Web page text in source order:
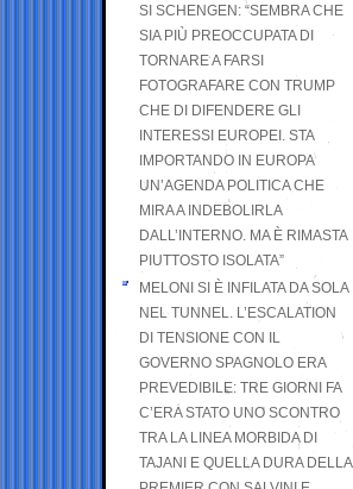
SI SCHENGEN: “SEMBRA CHE
SIA PIÙ PREOCCUPATA DI
TORNARE A FARSI
FOTOGRAFARE CON TRUMP
CHE DI DIFENDERE GLI
INTERESSI EUROPEI. STA
IMPORTANDO IN EUROPA
UN’AGENDA POLITICA CHE
MIRA A INDEBOLIRLA
DALL’INTERNO. MA È RIMASTA
PIUTTOSTO ISOLATA”
MELONI SI È INFILATA DA SOLA
NEL TUNNEL. L’ESCALATION
DI TENSIONE CON IL
GOVERNO SPAGNOLO ERA
PREVEDIBILE: TRE GIORNI FA
C’ERA STATO UNO SCONTRO
TRA LA LINEA MORBIDA DI
TAJANI E QUELLA DURA DELLA